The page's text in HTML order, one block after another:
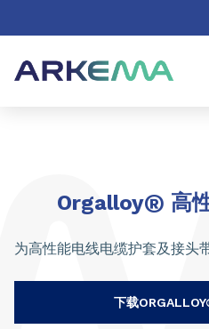
Orgalloy® 高
为高性能电线电缆护套及接头
下载